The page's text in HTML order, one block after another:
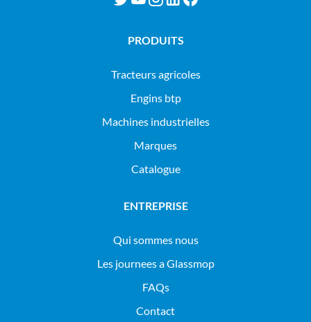
PRODUITS
tracteurs agricoles
engins btp
machines industrielles
Marques
Catalogue
ENTREPRISE
Qui sommes nous
Les journees a Glassmop
FAQs
Contact